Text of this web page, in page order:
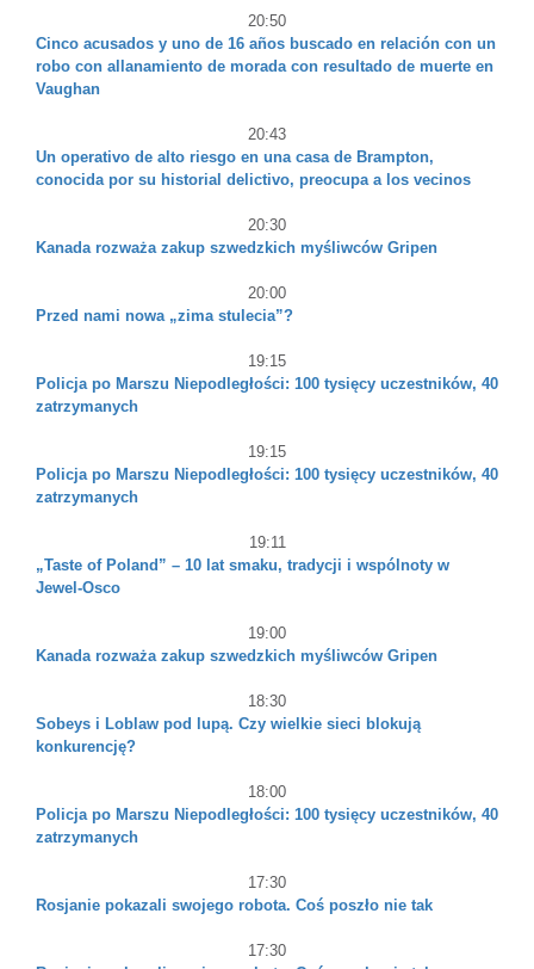
20:50
Cinco acusados ​​y uno de 16 años buscado en relación con un
robo con allanamiento de morada con resultado de muerte en
Vaughan
20:43
Un operativo de alto riesgo en una casa de Brampton,
conocida por su historial delictivo, preocupa a los vecinos
20:30
Kanada rozważa zakup szwedzkich myśliwców Gripen
20:00
Przed nami nowa „zima stulecia”?
19:15
Policja po Marszu Niepodległości: 100 tysięcy uczestników, 40
zatrzymanych
19:15
Policja po Marszu Niepodległości: 100 tysięcy uczestników, 40
zatrzymanych
19:11
„Taste of Poland” – 10 lat smaku, tradycji i wspólnoty w
Jewel-Osco
19:00
Kanada rozważa zakup szwedzkich myśliwców Gripen
18:30
Sobeys i Loblaw pod lupą. Czy wielkie sieci blokują
konkurencję?
18:00
Policja po Marszu Niepodległości: 100 tysięcy uczestników, 40
zatrzymanych
17:30
Rosjanie pokazali swojego robota. Coś poszło nie tak
17:30